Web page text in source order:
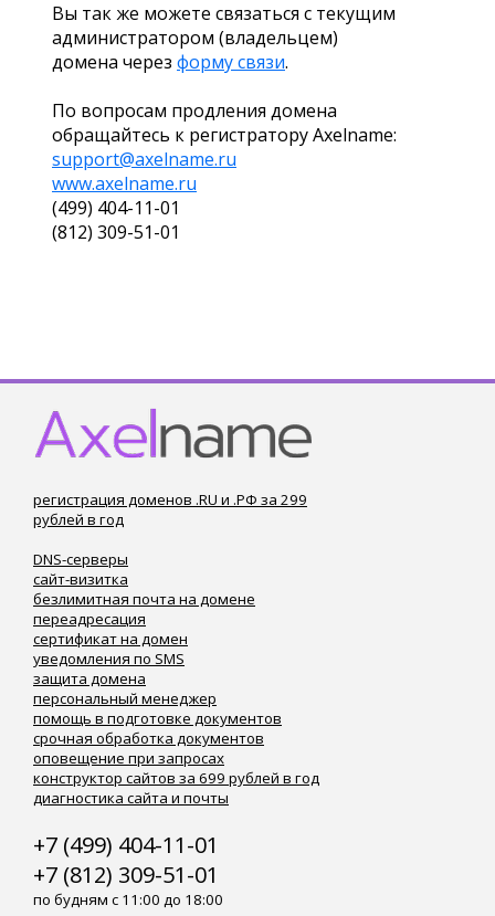
Вы так же можете связаться с текущим
администратором (владельцем)
домена через форму связи.
По вопросам продления домена
обращайтесь к регистратору Axelname:
support@axelname.ru
www.axelname.ru
(499) 404-11-01
(812) 309-51-01
регистрация доменов .RU и .РФ за 299
рублей в год
DNS-серверы
сайт-визитка
безлимитная почта на домене
переадресация
сертификат на домен
уведомления по SMS
защита домена
персональный менеджер
помощь в подготовке документов
срочная обработка документов
оповещение при запросах
конструктор сайтов за 699 рублей в год
диагностика сайта и почты
+7 (499) 404-11-01
+7 (812) 309-51-01
по будням с 11:00 до 18:00